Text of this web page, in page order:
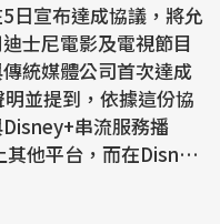
日宣布達成協議，將允
士尼電影及電視節目
統媒體公司首次達成
串流服務播